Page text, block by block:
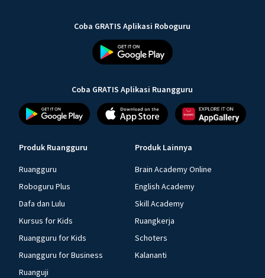
Coba GRATIS Aplikasi Roboguru
Coba GRATIS Aplikasi Ruangguru
Produk Ruangguru
Ruangguru
Roboguru Plus
Dafa dan Lulu
Kursus for Kids
Ruangguru for Kids
Ruangguru for Business
Ruanguji
Produk Lainnya
Brain Academy Online
English Academy
Skill Academy
Ruangkerja
Schoters
Kalananti